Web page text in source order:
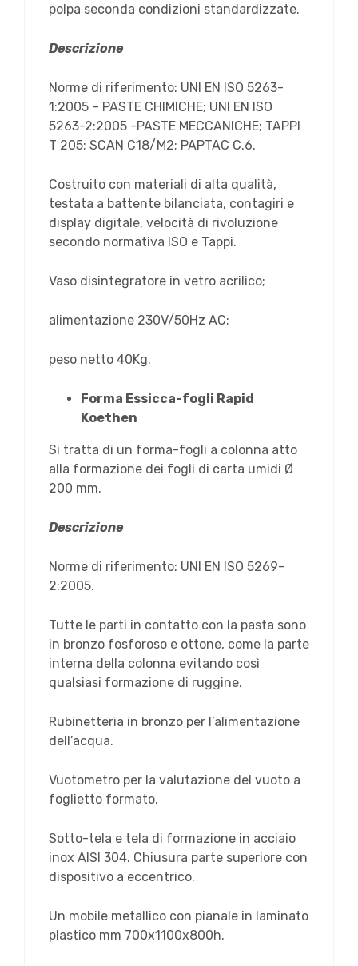
polpa seconda condizioni standardizzate.
Descrizione
Norme di riferimento: UNI EN ISO 5263-
1:2005 – PASTE CHIMICHE; UNI EN ISO
5263-2:2005 -PASTE MECCANICHE; TAPPI
T 205; SCAN C18/M2; PAPTAC C.6.
Costruito con materiali di alta qualità,
testata a battente bilanciata, contagiri e
display digitale, velocità di rivoluzione
secondo normativa ISO e Tappi.
Vaso disintegratore in vetro acrilico;
alimentazione 230V/50Hz AC;
peso netto 40Kg.
Forma Essicca-fogli Rapid
Koethen
Si tratta di un forma-fogli a colonna atto
alla formazione dei fogli di carta umidi Ø
200 mm.
Descrizione
Norme di riferimento: UNI EN ISO 5269-
2:2005.
Tutte le parti in contatto con la pasta sono
in bronzo fosforoso e ottone, come la parte
interna della colonna evitando così
qualsiasi formazione di ruggine.
Rubinetteria in bronzo per l’alimentazione
dell’acqua.
Vuotometro per la valutazione del vuoto a
foglietto formato.
Sotto-tela e tela di formazione in acciaio
inox AISI 304. Chiusura parte superiore con
dispositivo a eccentrico.
Un mobile metallico con pianale in laminato
plastico mm 700x1100x800h.